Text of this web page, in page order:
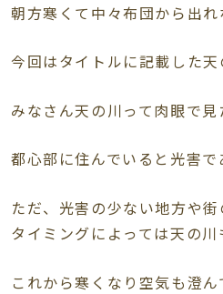
朝方寒くて中々布団から出
今回はタイトルに記載した
みなさん天の川って肉眼で
都心部に住んでいると光害で
ただ、光害の少ない地方や
タイミングによっては天の
これから寒くなり空気も澄